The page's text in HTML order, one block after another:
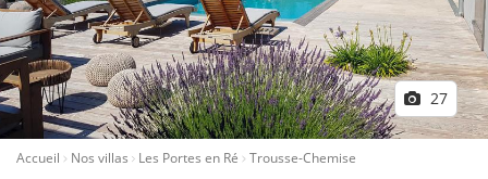
27
Accueil Nos villas Les Portes en Ré Trousse-Chemise